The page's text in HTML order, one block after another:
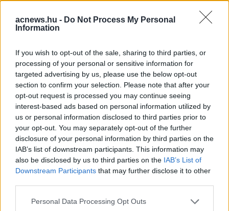
acnews.hu - Do Not Process My Personal
Information
If you wish to opt-out of the sale, sharing to third parties, or
processing of your personal or sensitive information for
targeted advertising by us, please use the below opt-out
section to confirm your selection. Please note that after your
opt-out request is processed you may continue seeing
interest-based ads based on personal information utilized by
us or personal information disclosed to third parties prior to
your opt-out. You may separately opt-out of the further
disclosure of your personal information by third parties on the
IAB’s list of downstream participants. This information may
also be disclosed by us to third parties on the IAB’s List of
Downstream Participants that may further disclose it to other
Please note that this website/app uses one or more Google
Personal Data Processing Opt Outs
Hirdetés